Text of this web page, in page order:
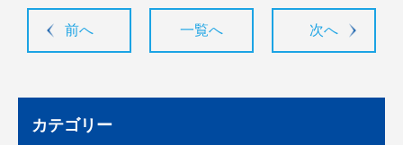
前へ 一覧へ 次へ
カテゴリー